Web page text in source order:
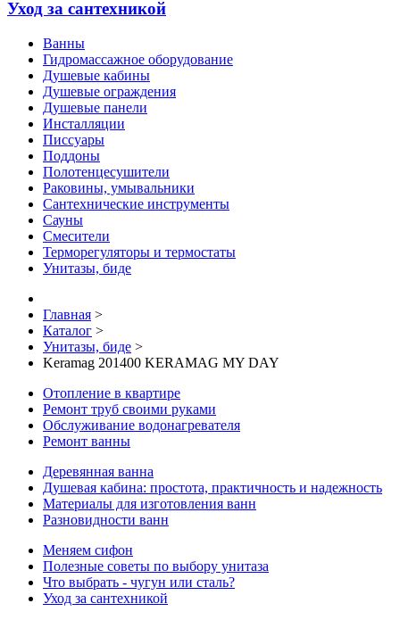
Уход за сантехникой
Ванны
Гидромассажное оборудование
Душевые кабины
Душевые ограждения
Душевые панели
Инсталляции
Писсуары
Поддоны
Полотенцесушители
Раковины, умывальники
Сантехнические инструменты
Сауны
Смесители
Терморегуляторы и термостаты
Унитазы, биде
Главная >
Каталог >
Унитазы, биде >
Keramag 201400 KERAMAG MY DAY
Отопление в квартире
Ремонт труб своими руками
Обслуживание водонагревателя
Ремонт ванны
Деревянная ванна
Душевая кабина: простота, практичность и надежность
Материалы для изготовления ванн
Разновидности ванн
Меняем сифон
Полезные советы по выбору унитаза
Что выбрать - чугун или сталь?
Уход за сантехникой